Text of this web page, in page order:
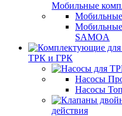
Мобильные
Мобильные
Мобильные
SAMOA
ТРК и ГРК
Насосы
Насосы
действия